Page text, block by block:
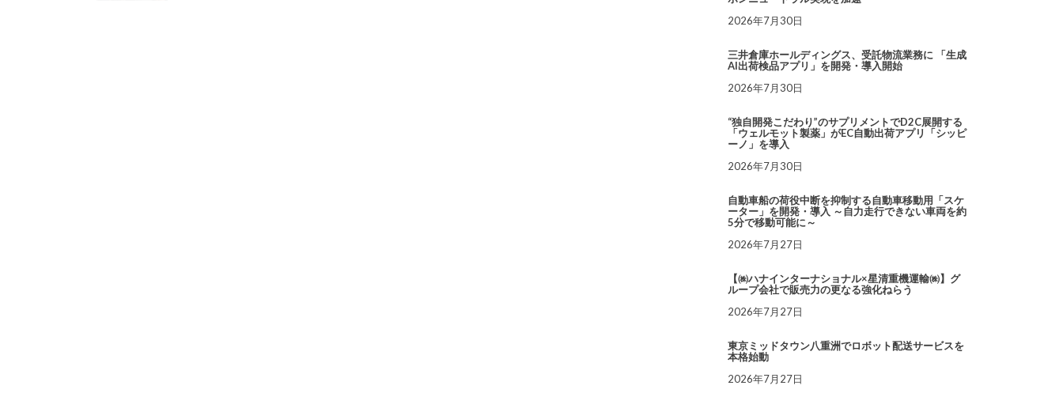
2026年7月30日
三井倉庫ホールディングス、受託物流業務に 「生成
AI出荷検品アプリ」を開発・導入開始
2026年7月30日
“独自開発こだわり”のサプリメントでD2C展開する
「ウェルモット製薬」がEC自動出荷アプリ「シッピ
ーノ」を導入
2026年7月30日
自動車船の荷役中断を抑制する自動車移動用「スケ
ーター」を開発・導入 ～自力走行できない車両を約
5分で移動可能に～
2026年7月27日
【㈱ハナインターナショナル×星清重機運輸㈱】グ
ループ会社で販売力の更なる強化ねらう
2026年7月27日
東京ミッドタウン八重洲でロボット配送サービスを
本格始動
2026年7月27日